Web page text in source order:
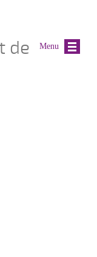
de
Menu